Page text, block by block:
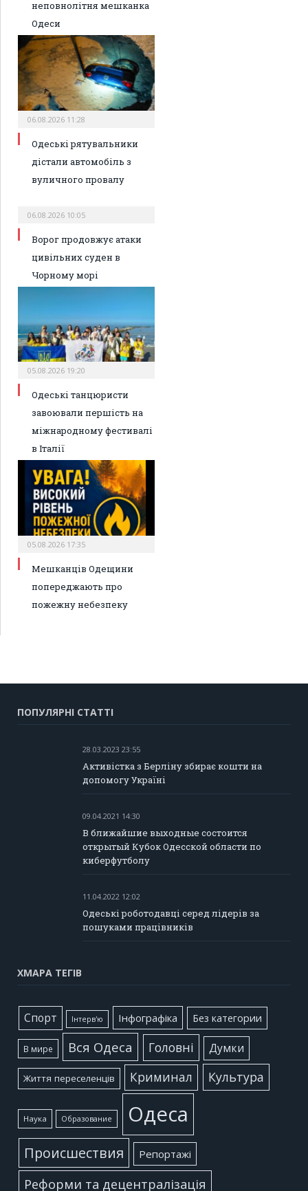
неповнолітня мешканка
Одеси
06.08.2026 11:28
Одеські рятувальники
дістали автомобіль з
вуличного провалу
06.08.2026 10:05
Ворог продовжує атаки
цивільних суден в
Чорному морі
05.08.2026 19:20
Одеські танцюристи
завоювали першість на
міжнародному фестивалі
в Італії
05.08.2026 17:35
Мешканців Одещини
попереджають про
пожежну небезпеку
ПОПУЛЯРНІ СТАТТІ
28.03.2023 23:55
Активістка з Берліну збирає кошти на
допомогу Україні
09.04.2021 14:30
В ближайшие выходные состоится
открытый Кубок Одесской области по
киберфутболу
11.04.2022 12:02
Одеські роботодавці серед лідерів за
пошуками працівників
ХМАРА ТЕГІВ
Cпорт Інтерв'ю Інфографіка Без категории
В мире Вся Одеса Головні Думки
Життя переселенців Криминал Культура
Наука Образование Одеса
Происшествия Репортажі
Реформи та децентралізація